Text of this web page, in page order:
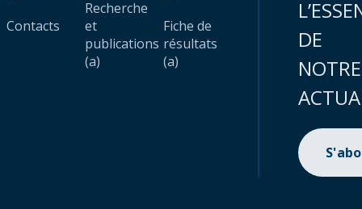
Contacts
Recherche
et
publications
(a)
Fiche de
résultats
(a)
DE
NOTRE